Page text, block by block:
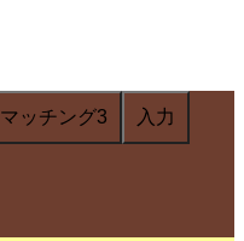
マッチング3 入力